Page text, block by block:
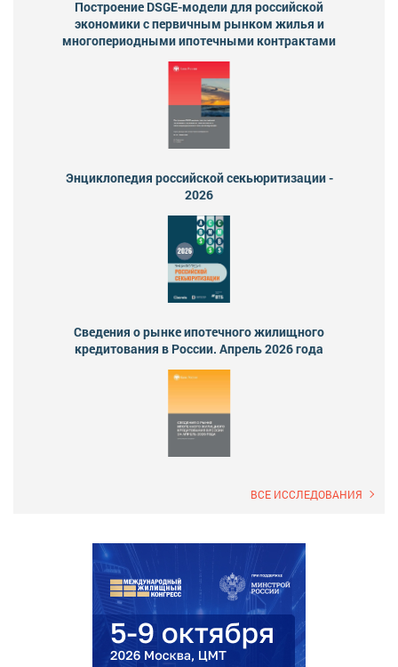
Построение DSGE-модели для российской
экономики с первичным рынком жилья и
многопериодными ипотечными контрактами
Энциклопедия российской секьюритизации -
2026
Сведения о рынке ипотечного жилищного
кредитования в России. Апрель 2026 года
ВСЕ ИССЛЕДОВАНИЯ